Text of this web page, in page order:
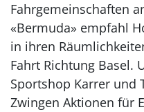
Fahrgemeinschaften
«Bermuda» empfahl
in ihren
Fahrt Richtung Basel.
Sportshop Karrer und
Zwingen Aktionen für